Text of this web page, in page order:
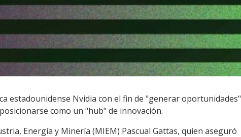
estadounidense Nvidia con el fin de "generar oportunidades"
como un "hub" de innovación.
Energía y Minería (MIEM) Pascual Gattas, quien aseguró